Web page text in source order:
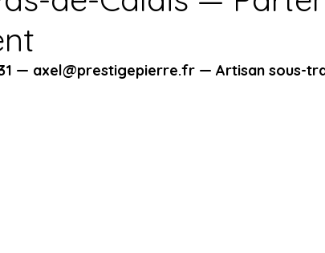
31 — axel@prestigepierre.fr — Artisan sous-